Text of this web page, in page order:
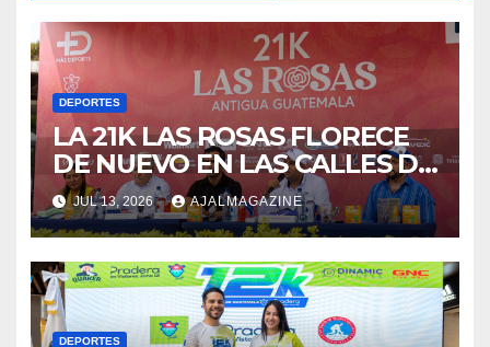
DEPORTES
LA 21K LAS ROSAS FLORECE
DE NUEVO EN LAS CALLES DE
ANTIGUA
JUL 13, 2026 AJALMAGAZINE
DEPORTES